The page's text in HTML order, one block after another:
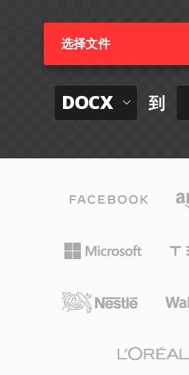
选择文件
DOCX 到